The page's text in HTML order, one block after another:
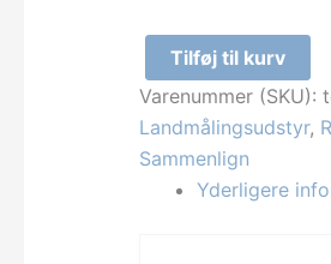
Oplader
til
RL-
H4C,
Tilføj til kurv
Varenummer (SKU):
Landmålingsudstyr,
Sammenlign
Yderligere